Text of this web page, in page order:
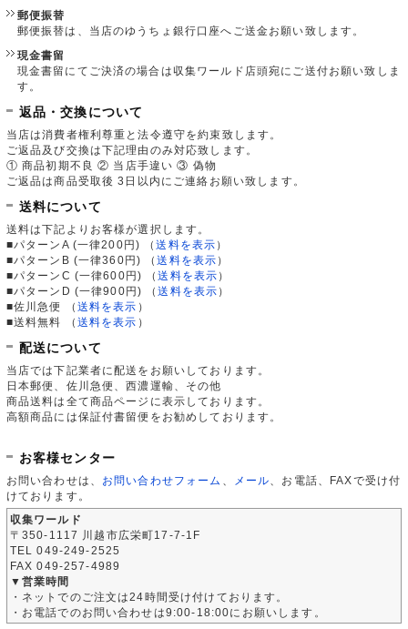
郵便振替
郵便振替は、当店のゆうちょ銀行口座へご送金お願い致します。
現金書留
現金書留にてご決済の場合は収集ワールド店頭宛にご送付お願い致しま
す。
返品・交換について
当店は消費者権利尊重と法令遵守を約束致します。
ご返品及び交換は下記理由のみ対応致します。
① 商品初期不良 ② 当店手違い ③ 偽物
ご返品は商品受取後 3日以内にご連絡お願い致します。
送料について
送料は下記よりお客様が選択します。
■パターンA (一律200円)
（送料を表示 ）
■パターンB (一律360円)
（送料を表示 ）
■パターンC (一律600円)
（送料を表示 ）
■パターンD (一律900円)
（送料を表示 ）
■佐川急便
（ 送料を表示 ）
■送料無料
（ 送料を表示 ）
配送について
当店では下記業者に配送をお願いしております。
日本郵便、佐川急便、西濃運輸、その他
商品送料は全て商品ページに表示しております。
高額商品には保証付書留便をお勧めしております。
お客様センター
お問い合わせは、 お問い合わせフォーム メール 、お電話、FAXで受け付
けております。
収集ワールド
〒350-1117 川越市広栄町17-7-1F
TEL 049-249-2525
FAX 049-257-4989
▼営業時間
・ネットでのご注文は24時間受け付けております。
・お電話でのお問い合わせは9:00-18:00にお願いします。